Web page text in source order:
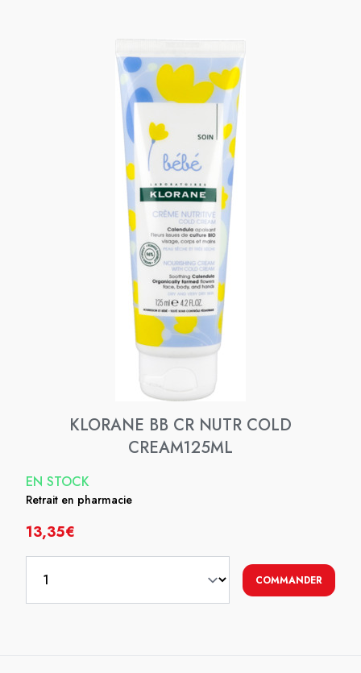
KLORANE BB CR NUTR COLD
CREAM125ML
EN STOCK
Retrait en pharmacie
13,35€
COMMANDER